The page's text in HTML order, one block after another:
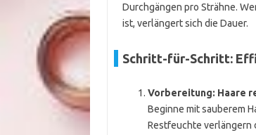
Durchgängen pro Strähne.
ist, verlängert sich die Dauer.
Schritt-für-Schritt:
Vorbereitung: Haare
Beginne mit sauberem
Restfeuchte verlängern